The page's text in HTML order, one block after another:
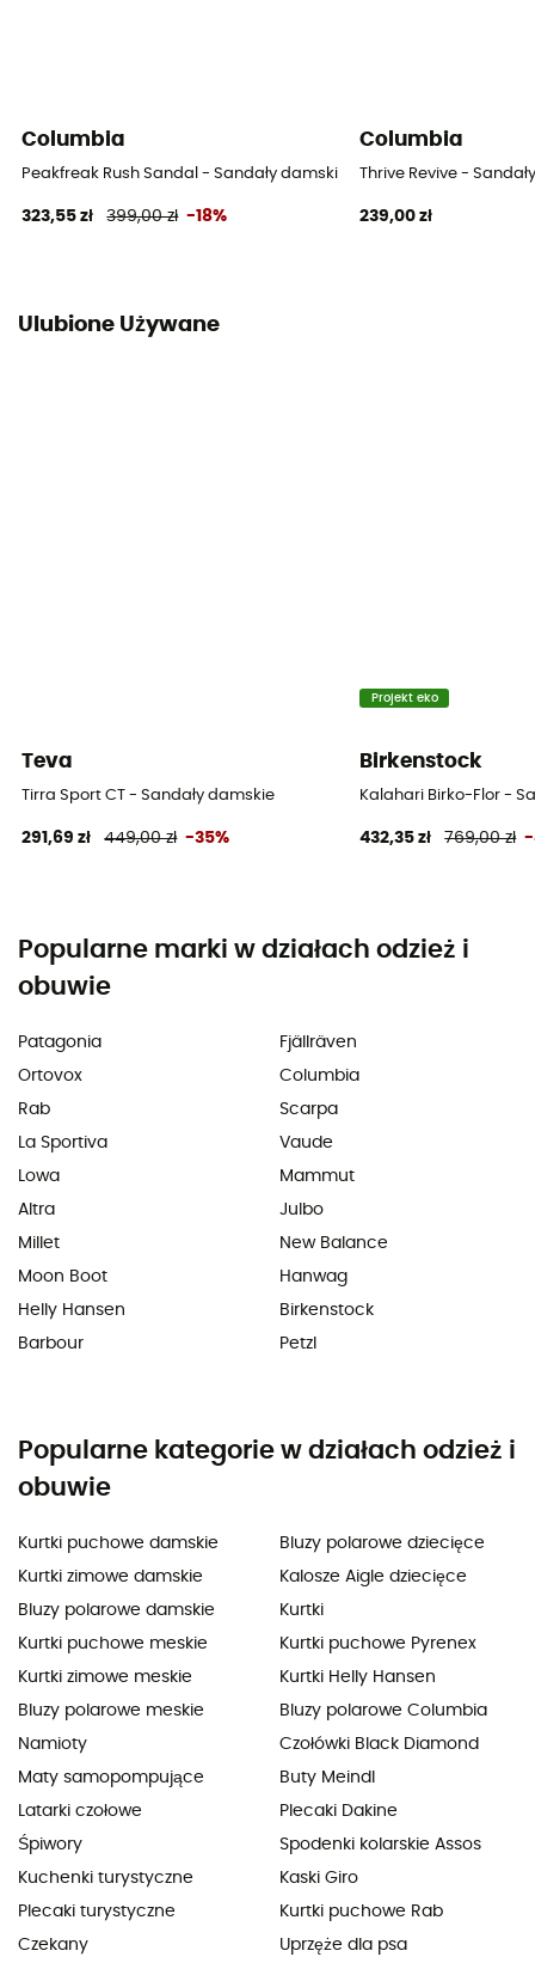
Columbia
Peakfreak Rush Sandal - Sandały damskie
323,55 zł 399,00 zł -18%
Columbia
Thrive Revive -
239,00 zł
Ulubione Używane
Teva
Tirra Sport CT - Sandały damskie
291,69 zł 449,00 zł -35%
Projekt eko
Birkenstock
Kalahari Birko-Flor -
432,35 zł 769,00 zł -
Popularne marki w działach odzież i
obuwie
Patagonia
Ortovox
Rab
La Sportiva
Lowa
Altra
Millet
Moon Boot
Helly Hansen
Barbour
Fjällräven
Columbia
Scarpa
Vaude
Mammut
Julbo
New Balance
Hanwag
Birkenstock
Petzl
Popularne kategorie w działach odzież i
obuwie
Kurtki puchowe damskie
Kurtki zimowe damskie
Bluzy polarowe damskie
Kurtki puchowe meskie
Kurtki zimowe meskie
Bluzy polarowe meskie
Namioty
Maty samopompujące
Latarki czołowe
Śpiwory
Kuchenki turystyczne
Plecaki turystyczne
Czekany
Bluzy polarowe dziecięce
Kalosze Aigle dziecięce
Kurtki
Kurtki puchowe Pyrenex
Kurtki Helly Hansen
Bluzy polarowe Columbia
Czołówki Black Diamond
Buty Meindl
Plecaki Dakine
Spodenki kolarskie Assos
Kaski Giro
Kurtki puchowe Rab
Uprzęże dla psa